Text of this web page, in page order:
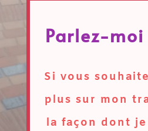
Parlez-moi
Si vous
plus sur mon
la façon dont